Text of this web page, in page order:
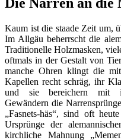
Die Narren an die
Kaum ist die staade Zeit um,
Im Allgäu beherrscht die
Traditionelle Holzmasken,
oftmals in der Gestalt von
manche Ohren klingt die
Kapellen recht schräg, ihr
und sie bereichern mit
Gewändern die
„Fasnets-häs“, sind oft
Ursprünge der
kirchliche Mahnung